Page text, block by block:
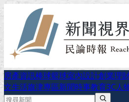
房產資訊棒球籃球室內設計創業理
文生活旗津專區新聞時事教育3C人